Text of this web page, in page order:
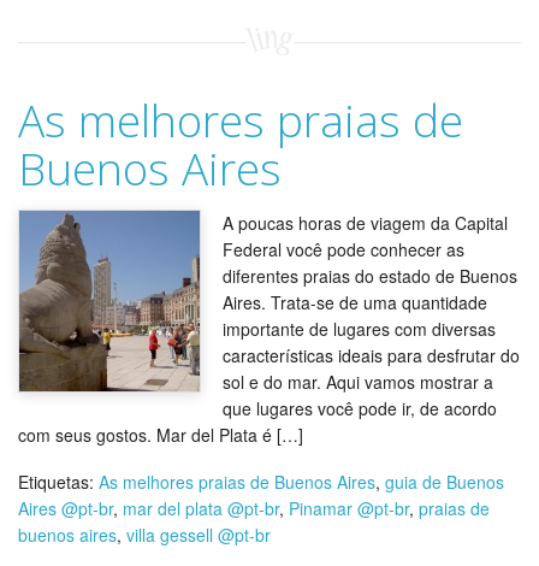
As melhores praias de
Buenos Aires
A poucas horas de viagem da Capital
Federal você pode conhecer as
diferentes praias do estado de Buenos
Aires. Trata-se de uma quantidade
importante de lugares com diversas
características ideais para desfrutar do
sol e do mar. Aqui vamos mostrar a
que lugares você pode ir, de acordo
com seus gostos. Mar del Plata é […]
Etiquetas: As melhores praias de Buenos Aires, guia de Buenos
Aires @pt-br, mar del plata @pt-br, Pinamar @pt-br, praias de
buenos aires, villa gessell @pt-br